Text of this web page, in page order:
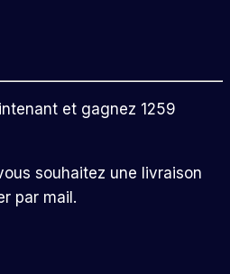
et gagnez 1259
souhaitez une livraison
par mail.